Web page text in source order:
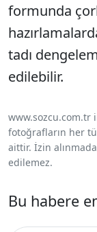
formunda
tadı
edilebilir.
www.sozcu.com.tr
fotoğrafların her
aittir. İzin
edilemez.
Bu habere